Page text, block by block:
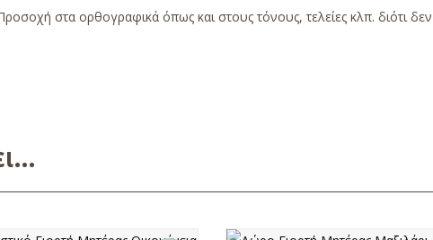
στα ορθογραφικά όπως και στους τόνους, τελείες κλπ. διότι δεν